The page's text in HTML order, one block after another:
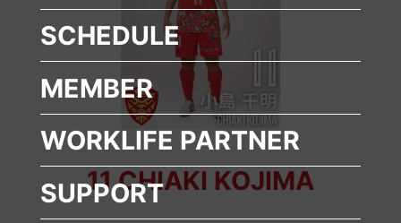
SCHEDULE
MEMBER
WORKLIFE PARTNER
SUPPORT
11 CHIAKI KOJIMA